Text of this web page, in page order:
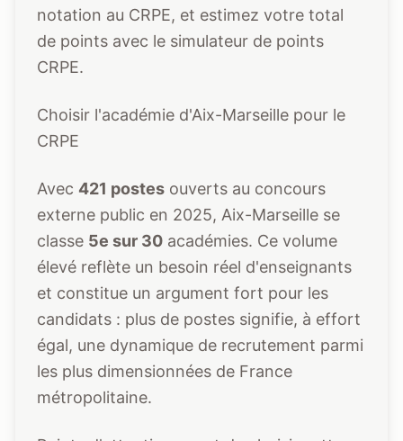
notation au CRPE, et estimez votre total
de points avec le simulateur de points
CRPE.
Choisir l'académie d'Aix-Marseille pour le
CRPE
Avec 421 postes ouverts au concours
externe public en 2025, Aix-Marseille se
classe 5e sur 30 académies. Ce volume
élevé reflète un besoin réel d'enseignants
et constitue un argument fort pour les
candidats : plus de postes signifie, à effort
égal, une dynamique de recrutement parmi
les plus dimensionnées de France
métropolitaine.